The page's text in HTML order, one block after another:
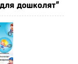
дошколят"